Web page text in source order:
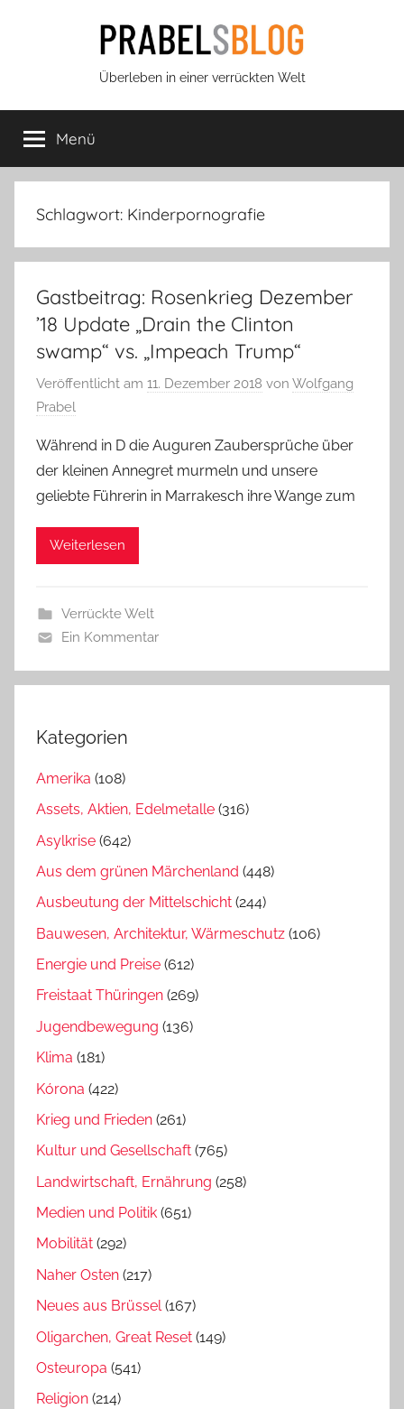
Prabels
Blog
Überleben in einer verrückten Welt
Menü
Schlagwort: Kinderpornografie
Gastbeitrag: Rosenkrieg Dezember
’18 Update „Drain the Clinton
swamp“ vs. „Impeach Trump“
Veröffentlicht am 11. Dezember 2018 von Wolfgang
Prabel
Während in D die Auguren Zaubersprüche über
der kleinen Annegret murmeln und unsere
geliebte Führerin in Marrakesch ihre Wange zum
Weiterlesen
Verrückte Welt
Ein Kommentar
Kategorien
Amerika (108)
Assets, Aktien, Edelmetalle (316)
Asylkrise (642)
Aus dem grünen Märchenland (448)
Ausbeutung der Mittelschicht (244)
Bauwesen, Architektur, Wärmeschutz (106)
Energie und Preise (612)
Freistaat Thüringen (269)
Jugendbewegung (136)
Klima (181)
Kórona (422)
Krieg und Frieden (261)
Kultur und Gesellschaft (765)
Landwirtschaft, Ernährung (258)
Medien und Politik (651)
Mobilität (292)
Naher Osten (217)
Neues aus Brüssel(167)
Oligarchen, Great Reset (149)
Osteuropa (541)
Religion (214)